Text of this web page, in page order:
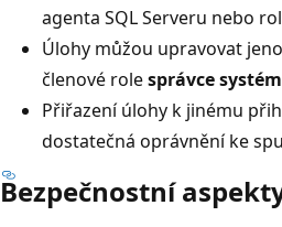
agenta SQL Serveru nebo
Úlohy můžou upravovat
členové rolesprávce
Přiřazení úlohy k jinému
dostatečná oprávnění ke
Bezpečnostní